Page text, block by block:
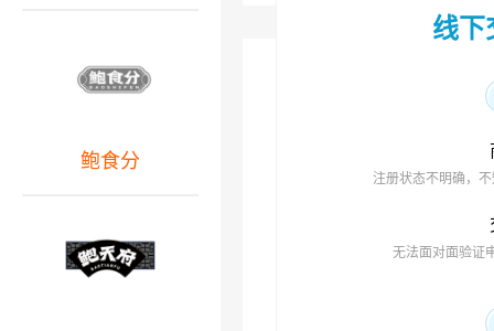
线下
注册状态不明确，
无法面对面验证
鲍食分